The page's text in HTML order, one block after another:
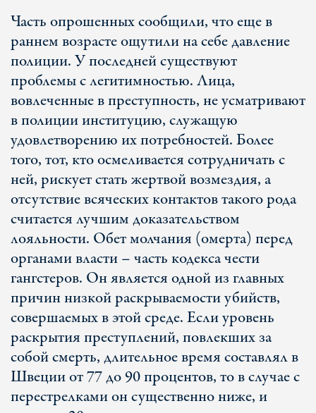
Часть опрошенных сообщили, что еще в
раннем возрасте ощутили на себе давление
полиции. У последней существуют
проблемы с легитимностью. Лица,
вовлеченные в преступность, не усматривают
в полиции институцию, служащую
удовлетворению их потребностей. Более
того, тот, кто осмеливается сотрудничать с
ней, рискует стать жертвой возмездия, а
отсутствие всяческих контактов такого рода
считается лучшим доказательством
лояльности. Обет молчания (омерта) перед
органами власти – часть кодекса чести
гангстеров. Он является одной из главных
причин низкой раскрываемости убийств,
совершаемых в этой среде. Если уровень
раскрытия преступлений, повлекших за
собой смерть, длительное время составлял в
Швеции от 77 до 90 процентов, то в случае с
перестрелками он существенно ниже, и